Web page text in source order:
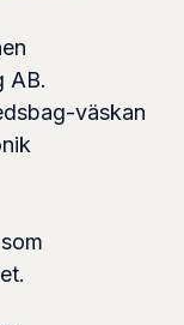
AB.
väskan